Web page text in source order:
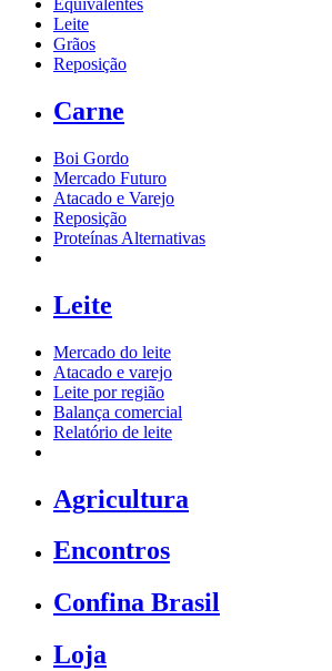
Equivalentes
Leite
Grãos
Reposição
Carne
Boi Gordo
Mercado Futuro
Atacado e Varejo
Reposição
Proteínas Alternativas
Leite
Mercado do leite
Atacado e varejo
Leite por região
Balança comercial
Relatório de leite
Agricultura
Encontros
Confina Brasil
Loja